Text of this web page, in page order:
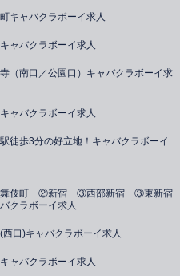
キャバクラボーイ求人
ャバクラボーイ求人
（南口／公園口）キャバクラボーイ求
ャバクラボーイ求人
徒歩3分の好立地！キャバクラボーイ
伎町 ②新宿 ③西部新宿 ③東新宿
クラボーイ求人
西口)キャバクラボーイ求人
ャバクラボーイ求人